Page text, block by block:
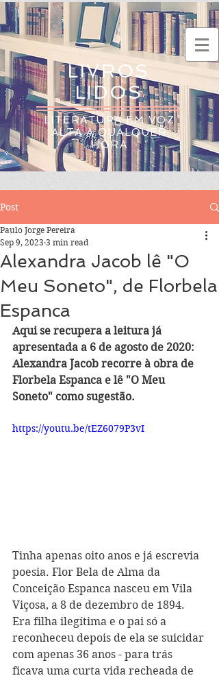
LIVROS
LIDOS
LITERATURA EM VOZ
ALTA A QUALQUER
HORA
Post
Alexandra Jacob lê "O
Meu Soneto", de Florbela
Espanca
Paulo Jorge Pereira
Sep 9, 2023 3 min read
Aqui se recupera a leitura já
apresentada a 6 de agosto de 2020:
Alexandra Jacob recorre à obra de
Florbela Espanca e lê "O Meu
Soneto" como sugestão.
https://youtu.be/tEZ6079P3vI
Tinha apenas oito anos e já escrevia
poesia. Flor Bela de Alma da
Conceição Espanca nasceu em Vila
Viçosa, a 8 de dezembro de 1894.
Era filha ilegítima e o pai só a
reconheceu depois de ela se suicidar
com apenas 36 anos - para trás
ficava uma curta vida recheada de